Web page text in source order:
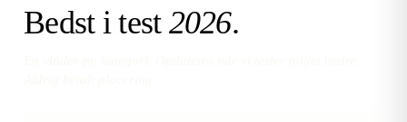
Bedst i test 2026.